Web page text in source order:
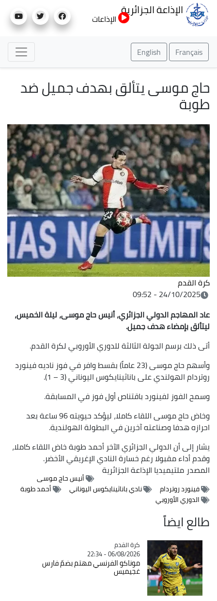
إلى
الإذاعة الجزائرية
الإذاعات
Français
English
حاج موسى يتألق بهدف جميل ضد
طوبة
كرة القدم
24/10/2025 - 09:52
عاد المهاجم الدولي الجزائري، أنيس حاج موسى، ليلة الخميس،
ليتألق بإمضاء هدف جميل.
أتى ذلك برسم الجولة الثالثة للدوري الأوروبي لكرة القدم.
وأسهم حاج موسى (23 عاماً) بقسط وافر في فوز ناديه فينورد
روتردام الهولندي على باناثينايكوس اليوناني (3 – 1).
وسمح الفوز لفينورد باقتناص أول فوز في المسابقة.
وخاض حاج موسى اللقاء كاملا، ليؤكد حيويته 96 ساعة بعد
احرازه هدفا وصناعته آخرين في البطولة الهولندية.
يشار إلى أن الدولي الجزائري الآخر أحمد طوبة خاض اللقاء كاملا،
وقدم أداء مقبولا رغم خسارة النادي الإغريقي الأخضر.
المصدرملتيميديا الإذاعة الجزائرية
أنيس حاج موسى
فينورد روتردام
نادي باناثينايكوس اليوناني
أحمد طوبة
الدوري الأوروبي
طالع ايضاً
Catégorie
كرة القدم
06/08/2026 - 22:34
موناكو الفرنسي مهتم بضمّ فارس
غجيميس